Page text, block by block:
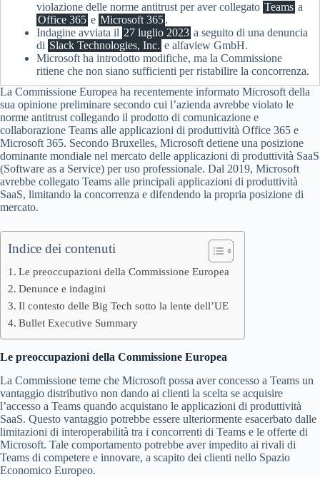
violazione delle norme antitrust per aver collegato Teams a
Office 365 e Microsoft 365.
Indagine avviata il 27 luglio 2023 a seguito di una denuncia
di Slack Technologies, Inc. e alfaview GmbH.
Microsoft ha introdotto modifiche, ma la Commissione
ritiene che non siano sufficienti per ristabilire la concorrenza.
La Commissione Europea ha recentemente informato Microsoft della
sua opinione preliminare secondo cui l’azienda avrebbe violato le
norme antitrust collegando il prodotto di comunicazione e
collaborazione Teams alle applicazioni di produttività Office 365 e
Microsoft 365. Secondo Bruxelles, Microsoft detiene una posizione
dominante mondiale nel mercato delle applicazioni di produttività SaaS
(Software as a Service) per uso professionale. Dal 2019, Microsoft
avrebbe collegato Teams alle principali applicazioni di produttività
SaaS, limitando la concorrenza e difendendo la propria posizione di
mercato.
Indice dei contenuti
Le preoccupazioni della Commissione Europea
Denunce e indagini
Il contesto delle Big Tech sotto la lente dell’UE
Bullet Executive Summary
Le preoccupazioni della Commissione Europea
La Commissione teme che Microsoft possa aver concesso a Teams un
vantaggio distributivo non dando ai clienti la scelta se acquisire
l’accesso a Teams quando acquistano le applicazioni di produttività
SaaS. Questo vantaggio potrebbe essere ulteriormente esacerbato dalle
limitazioni di interoperabilità tra i concorrenti di Teams e le offerte di
Microsoft. Tale comportamento potrebbe aver impedito ai rivali di
Teams di competere e innovare, a scapito dei clienti nello Spazio
Economico Europeo.